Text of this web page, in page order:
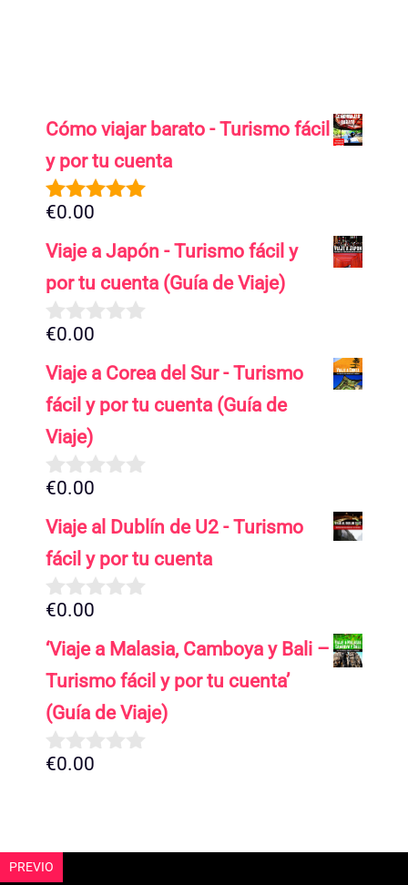
Cómo viajar barato - Turismo fácil
y por tu cuenta
5.00de 5
€0.00
Viaje a Japón - Turismo fácil y
por tu cuenta (Guía de Viaje)
0
e
5
€0.00
Viaje a Corea del Sur - Turismo
fácil y por tu cuenta (Guía de
Viaje)
0
e
5
€0.00
Viaje al Dublín de U2 - Turismo
fácil y por tu cuenta
0
e
5
€0.00
‘Viaje a Malasia, Camboya y Bali –
Turismo fácil y por tu cuenta’
(Guía de Viaje)
0
€0.00
PREVIO